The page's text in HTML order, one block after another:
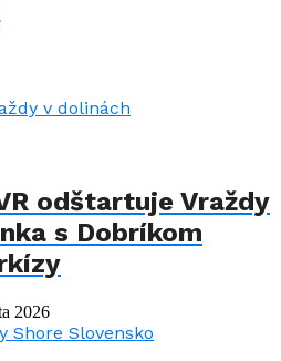
odštartuje Vraždy
s Dobríkom
2026